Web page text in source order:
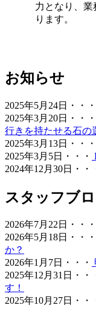
ツについても、お
えしております。
す。
愛犬やペットと暮
を両立した人工芝
上、お庭の一部に
つ、雨の日でも手
成します。当社の
型犬が走り回って
排泄物があった際
の飼育状況に合わ
動き回れる健康的
う。
2026.6.11
「人工芝はプラス
イメージをお持ち
みてください。最
力となり、
ります。
お知らせ
2025年5月24日・・・
2025年3月20日・・・
行きを持たせる石の
2025年3月13日・・・
2025年3月5日・・・
2024年12月30日・・
スタッフブ
2026年7月22日・・・
2026年5月18日・・・
か？
2026年1月7日・・・
2025年12月31日・・
す！
2025年10月27日・・